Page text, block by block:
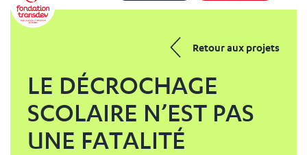
Retour aux projets
LE DÉCROCHAGE
SCOLAIRE N’EST PAS
UNE FATALITÉ